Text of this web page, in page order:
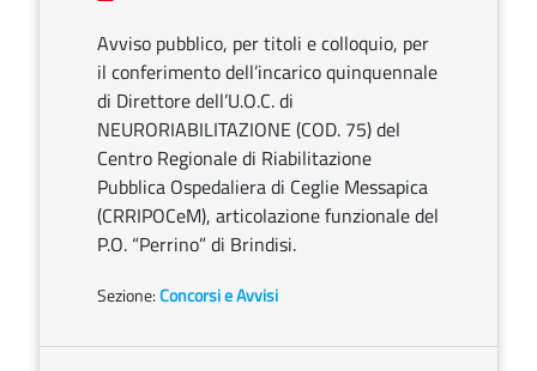
Avviso pubblico, per titoli e colloquio, per
il conferimento dell’incarico quinquennale
di Direttore dell’U.O.C. di
NEURORIABILITAZIONE (COD. 75) del
Centro Regionale di Riabilitazione
Pubblica Ospedaliera di Ceglie Messapica
(CRRIPOCeM), articolazione funzionale del
P.O. “Perrino” di Brindisi.
Sezione:Concorsi e Avvisi